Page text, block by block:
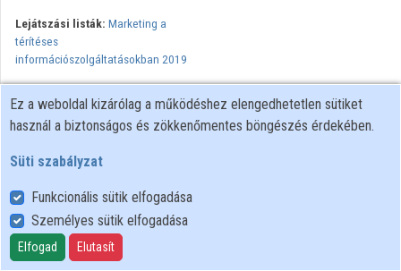
Lejátszási listák: Marketing a
térítéses
információszolgáltatásokban 2019
Információbrókerek Egyesülete Marketing a térítéses
információszolgáltatásokban című konferenciáján 2019. november
28-án.
Felhasználói szabályzat
Adatkezelési tájékoztató
Süti szabályzat
Ez a weboldal kizárólag a működéshez elengedhetetlen sütiket
használ a biztonságos és zökkenőmentes böngészés érdekében.
Süti szabályzat
Funkcionális sütik elfogadása
Személyes sütik elfogadása
Elfogad Elutasít